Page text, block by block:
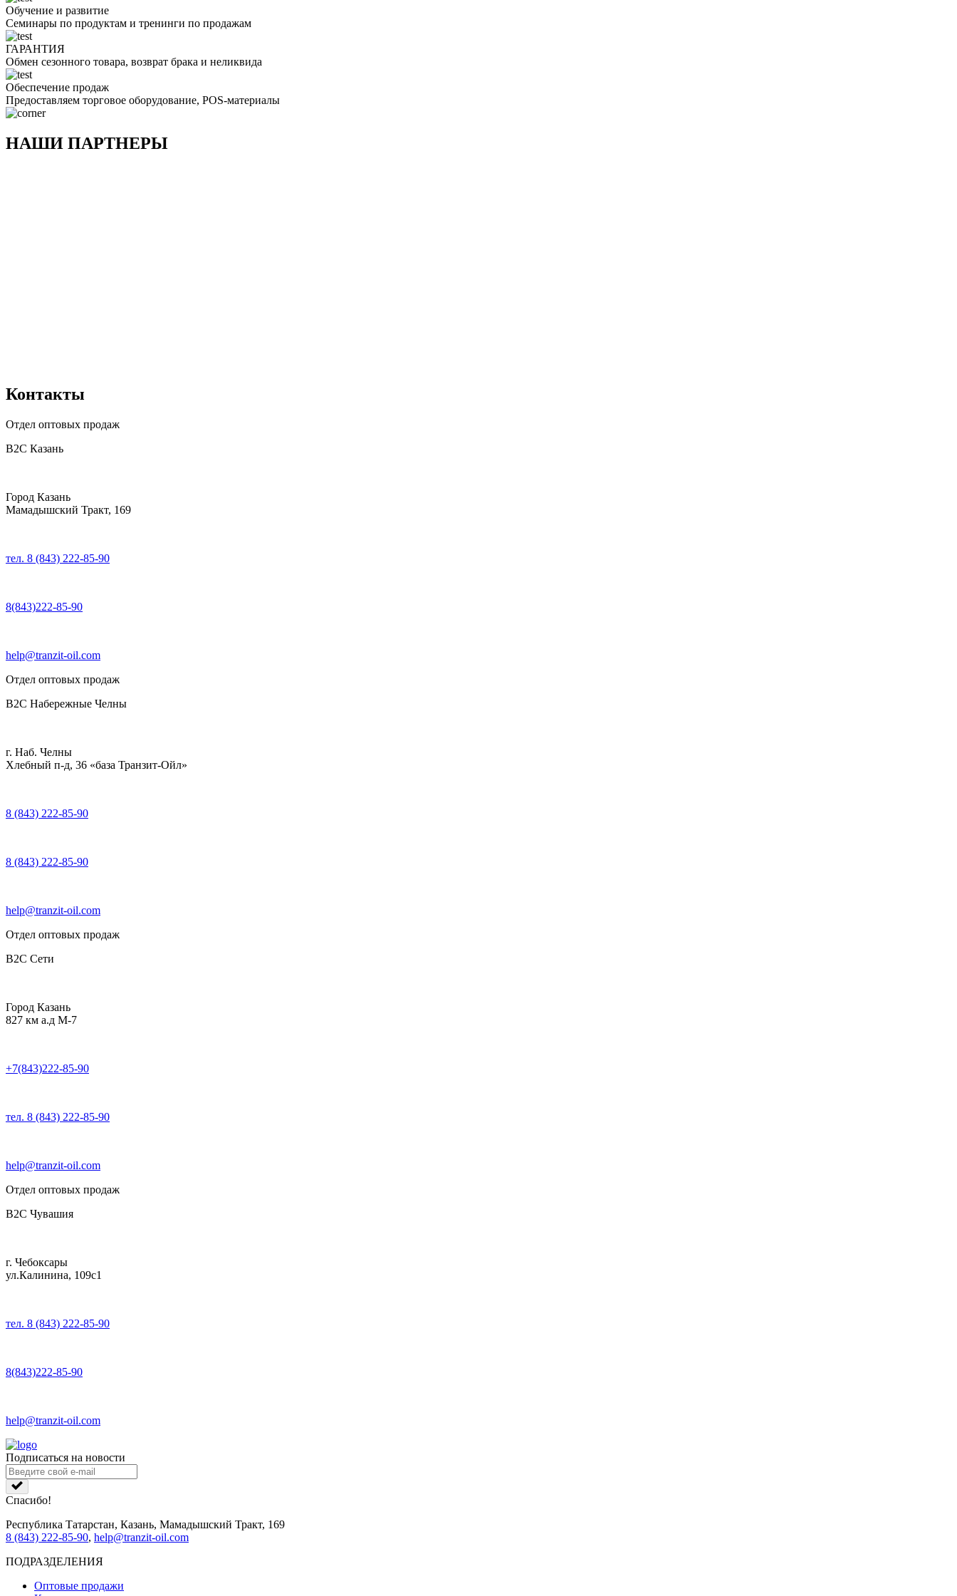
Обучение и развитие
Семинары по продуктам и тренинги по продажам
ГАРАНТИЯ
Обмен сезонного товара, возврат брака и неликвида
Обеспечение продаж
Предоставляем торговое оборудование, POS-материалы
НАШИ ПАРТНЕРЫ
Контакты
Отдел оптовых продаж
B2C Казань
Город Казань
Мамадышский Тракт, 169
тел. 8 (843) 222-85-90
8(843)222-85-90
help@tranzit-oil.com
Отдел оптовых продаж
B2C Набережные Челны
г. Наб. Челны
Хлебный п-д, 36 «база Транзит-Ойл»
8 (843) 222-85-90
8 (843) 222-85-90
help@tranzit-oil.com
Отдел оптовых продаж
B2C Сети
Город Казань
827 км а.д М-7
+7(843)222-85-90
тел. 8 (843) 222-85-90
help@tranzit-oil.com
Отдел оптовых продаж
B2C Чувашия
г. Чебоксары
ул.Калинина, 109с1
тел. 8 (843) 222-85-90
8(843)222-85-90
help@tranzit-oil.com
Подписаться на новости
Спасибо!
Республика Татарстан, Казань, Мамадышский Тракт, 169
8 (843) 222-85-90, help@tranzit-oil.com
ПОДРАЗДЕЛЕНИЯ
Оптовые продажи